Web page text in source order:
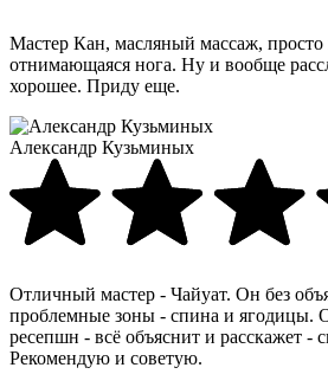
Мастер Кан, масляный массаж,
отнимающаяся нога. Ну и вообще
хорошее. Приду еще.
Александр Кузьминых
Отличный мастер - Чайуат. Он без
проблемные зоны - спина и ягодицы.
ресепшн - всё объяснит и расскажет -
Рекомендую и советую.